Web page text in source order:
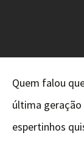
Quem falou
última geração
espertinhos